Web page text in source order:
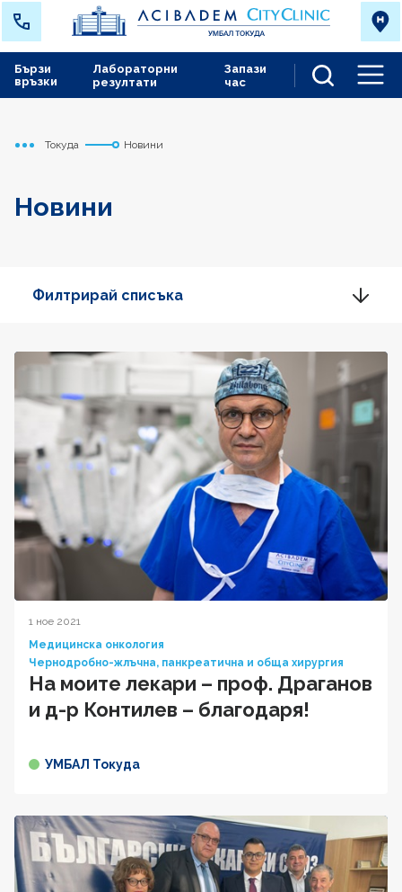
Лабораторни
резултати
Запази
час
Бързи
връзки
Начало
Токуда Новини
Новини
Филтрирай списъка
1 ное 2021
Медицинска онкология
Чернодробно-жлъчна, панкреатична и обща хирургия
На моите лекари – проф. Драганов
и д-р Контилев – благодаря!
УМБАЛ Токуда